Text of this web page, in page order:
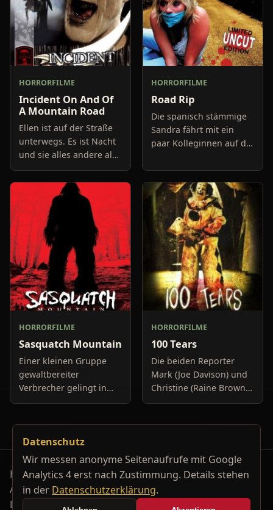
HORRORFILME
Incident On And Of
A Mountain Road
Ellen ist auf der Straße
unterwegs. Es ist Nacht
und sie alles andere als
hellwach. Sie grübelt
gerade, als das
Unvorhersehbare
passiert. Sie kracht in
HORRORFILME
Road Rip
Die spanisch stämmige
Sandra fährt mit ein
paar Kolleginnen auf die
ein paar vergnügliche
Urlaubstage zu
verbringen. Sandra hat
in i
HORRORFILME
Sasquatch Mountain
Einer kleinen Gruppe
gewaltbereiter
Verbrecher gelingt in
einem abgeschiedenen
inklusive anschließender
Flucht vor der Polizei.
Auf de
HORRORFILME
100 Tears
Die beiden Reporter
Mark (Joe Davison) und
Christine (Raine Brown)
haben keine Lust mehr
Boulevard-Meldungen
neuerdings mit Se
Horrorfilm-Reviews, Serienkiller-Profile und Genre-
Archiv.
Datenschutzerklärung
Kontakt
Datenschutz
Wir messen anonyme Seitenaufrufe mit Google
Analytics 4 erst nach Zustimmung. Details stehen
in der Datenschutzerklärung.